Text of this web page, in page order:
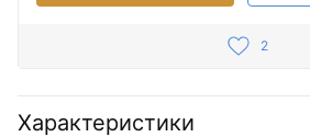
2
Характеристики